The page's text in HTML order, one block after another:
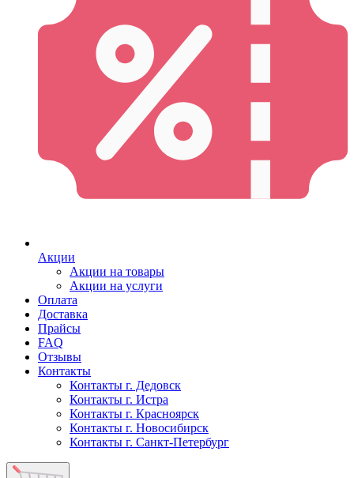
Акции
Акции на товары
Акции на услуги
Оплата
Доставка
Прайсы
FAQ
Отзывы
Контакты
Контакты г. Дедовск
Контакты г. Истра
Контакты г. Красноярск
Контакты г. Новосибирск
Контакты г. Санкт-Петербург